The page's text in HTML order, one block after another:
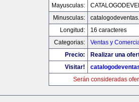
Mayusculas:
Minusculas:
Longitud:
16 caracteres
Categorias:
Ventas y
Precio:
Realizar una
Visitar!
Serán consideradas